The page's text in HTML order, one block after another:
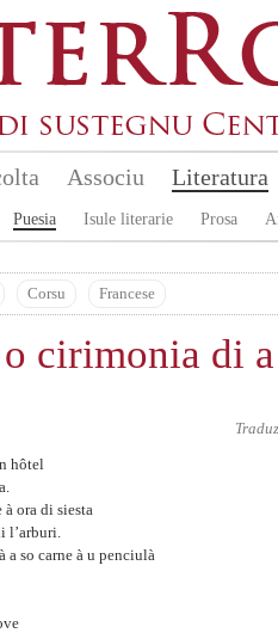
Associu Literatura
Puesia Isule literarie Prosa
Corsu Francese
cirimonia di
hôtel
ora di siesta
l’arburi.
a so carne à u penciulà